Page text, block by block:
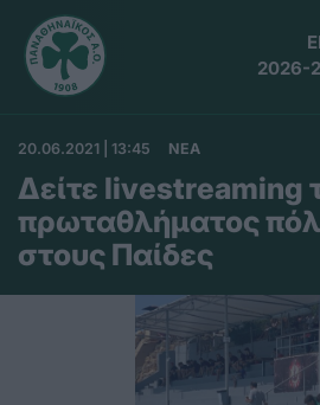
2026-
20.06.2021 | 13:45 ΝΕΑ
Δείτε livestreaming
πρωταθλήματος
στους Παίδες